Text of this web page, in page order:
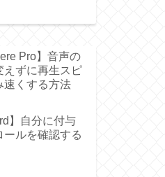
Pro】音声の
えずに再生スピ
速くする方法
】自分に付与
ールを確認する